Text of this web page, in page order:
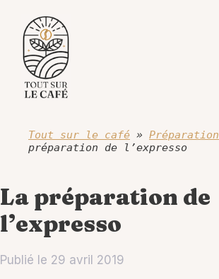
contenu
Tout sur le café » Préparation
préparation de l’expresso
La préparation de
l’expresso
Publié le 29 avril 2019